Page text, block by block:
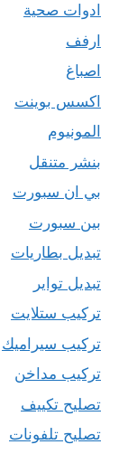
ادوات صحية
ارفف
اصباغ
اكسس بوينت
المونيوم
بنشر متنقل
بي ان سبورت
بين سبورت
تبديل بطاريات
تبديل تواير
تركيب ستلايت
تركيب سيراميك
تركيب مداخن
تصليح تكييف
تصليح تلفونات